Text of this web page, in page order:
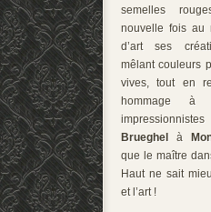
semelles
nouvelle fois au
d’art ses
mêlant couleurs
vives, tout en
hommage à
Brueghel
à
que le maître
Haut ne sait
et l’art !